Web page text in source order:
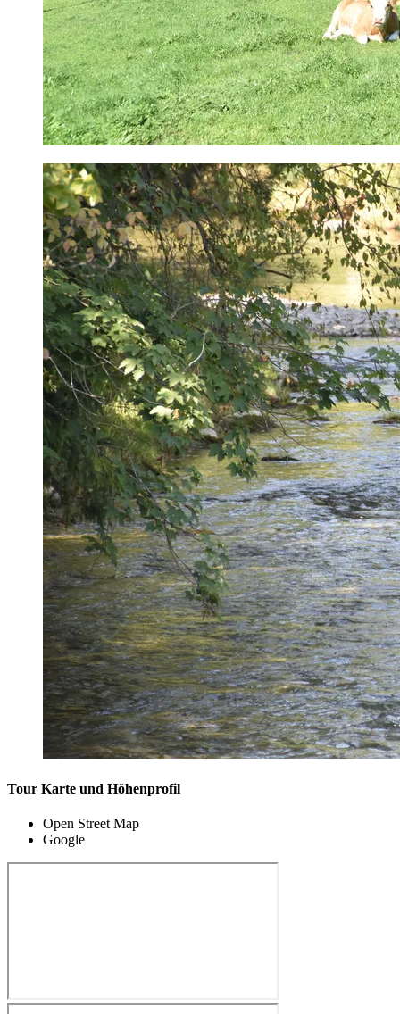
Tour Karte und Höhenprofil
Open Street Map
Google